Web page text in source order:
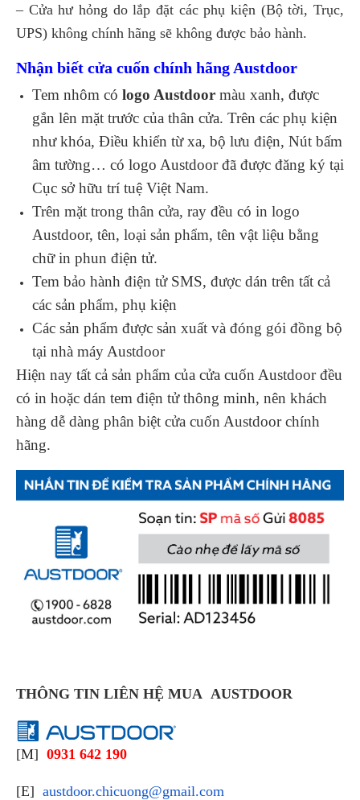
– Cửa hư hỏng do lắp đặt các phụ kiện (Bộ tời, Trục,
UPS) không chính hãng sẽ không được bảo hành.
Nhận biết cửa cuốn chính hãng Austdoor
Tem nhôm có logo Austdoor màu xanh, được
gắn lên mặt trước của thân cửa. Trên các phụ kiện
như khóa, Điều khiển từ xa, bộ lưu điện, Nút bấm
âm tường… có logo Austdoor đã được đăng ký tại
Cục sở hữu trí tuệ Việt Nam.
Trên mặt trong thân cửa, ray đều có in logo
Austdoor, tên, loại sản phẩm, tên vật liệu bằng
chữ in phun điện tử.
Tem bảo hành điện tử SMS, được dán trên tất cả
các sản phẩm, phụ kiện
Các sản phẩm được sản xuất và đóng gói đồng bộ
tại nhà máy Austdoor
Hiện nay tất cả sản phẩm của cửa cuốn Austdoor đều
có in hoặc dán tem điện tử thông minh, nên khách
hàng dễ dàng phân biệt cửa cuốn Austdoor chính
hãng.
THÔNG TIN LIÊN HỆ MUA AUSTDOOR
[M] 0931 642 190
[E] austdoor.chicuong@gmail.com